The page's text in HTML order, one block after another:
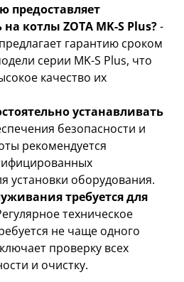
предоставляет
котлы ZOTA MK-S Plus?-
гарантию сроком
серии MK-S Plus, что
качество их
устанавливать
безопасности и
рекомендуется
установки оборудования.
требуется для
техническое
не чаще одного
проверку всех
и очистку.